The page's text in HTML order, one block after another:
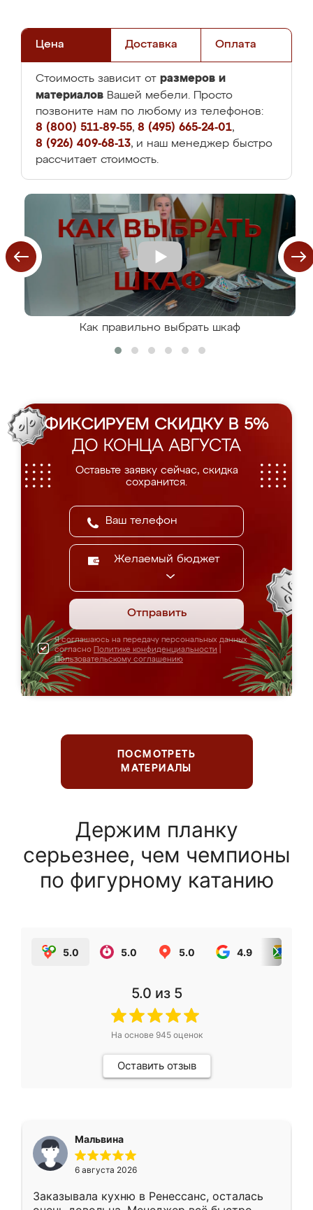
Цена Доставка Оплата
Стоимость зависит от размеров и
материалов Вашей мебели. Просто
позвоните нам по любому из телефонов:
8 (800) 511-89-55, 8 (495) 665-24-01,
8 (926) 409-68-13, и наш менеджер быстро
рассчитает стоимость.
Как правильно выбрать шкаф
ФИКСИРУЕМ СКИДКУ В 5%
ДО КОНЦА АВГУСТА
Оставьте заявку сейчас, скидка
сохранится.
Желаемый бюджет
Отправить
Я соглашаюсь на передачу персональных данных
согласно Политике конфиденциальности
Пользовательскому соглашению
ПОСМОТРЕТЬ
МАТЕРИАЛЫ
Держим планку
серьезнее, чем чемпионы
по фигурному катанию
5.0 5.0 5.0 4.9
5.0 из 5
На основе 945оценок
Оставить отзыв
Мальвина
6 августа 2026
Заказывала кухню в Ренессанс, осталась